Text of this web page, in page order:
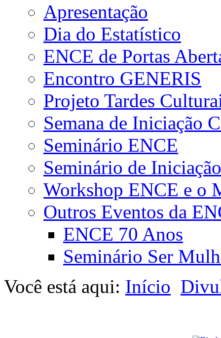
Apresentação
Dia do Estatístico
ENCE de Portas
Encontro GENERIS
Projeto Tardes
Semana de Iniciação
Seminário ENCE
Seminário de
Workshop ENCE e o
Outros Eventos da
ENCE 70 Anos
Seminário Ser
Você está aqui: Início